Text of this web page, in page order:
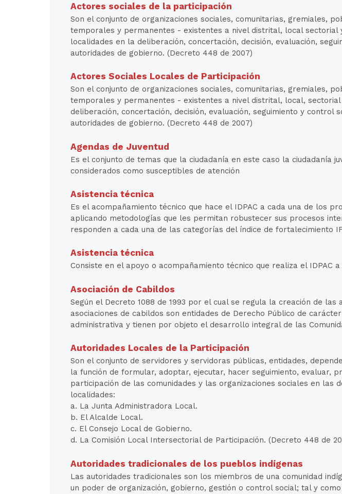
Actores sociales de la participación
Son el conjunto de organizaciones sociales, comunitarias, gremiales,
temporales y permanentes - existentes a nivel distrital, local
localidades en la deliberación, concertación, decisión, evaluación,
autoridades de gobierno. (Decreto 448 de 2007)
Actores Sociales Locales de Participación
Son el conjunto de organizaciones sociales, comunitarias, gremiales,
temporales y permanentes - existentes a nivel distrital, local,
deliberación, concertación, decisión, evaluación, seguimiento y
autoridades de gobierno. (Decreto 448 de 2007)
Agendas de Juventud
Es el conjunto de temas que la ciudadanía en este caso la ciudadanía
considerados como susceptibles de atención
Asistencia técnica
Es el acompañamiento técnico que hace el IDPAC a cada una de los
aplicando metodologías que les permitan robustecer sus procesos
responden a cada una de las categorías del índice de fortalecimiento
Asistencia técnica
Consiste en el apoyo o acompañamiento técnico que realiza el IDPAC
Asociación de Cabildos
Según el Decreto 1088 de 1993 por el cual se regula la creación de
asociaciones de cabildos son entidades de Derecho Público de
administrativa y tienen por objeto el desarrollo integral de las
Autoridades Locales de la Participación
Son el conjunto de servidores y servidoras públicas, entidades,
la función de formular, adoptar, ejecutar, hacer seguimiento, evaluar,
participación de las comunidades y las organizaciones sociales en las
localidades:
a. La Junta Administradora Local.
b. El Alcalde Local.
c. El Consejo Local de Gobierno.
d. La Comisión Local Intersectorial de Participación. (Decreto 448 de
Autoridades tradicionales de los pueblos indígenas
Las autoridades tradicionales son los miembros de una comunidad
un poder de organización, gobierno, gestión o control social; tal y